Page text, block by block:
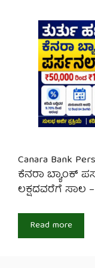
Canara Bank
ಕೆನರಾ ಬ್ಯಾಂಕ್
ಲಕ್ಷದವರೆಗೆ ಸಾಲ
Read more